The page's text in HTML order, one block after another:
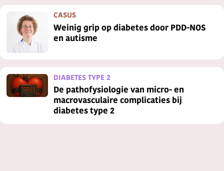
Weinig grip op diabetes door PDD-NOS
en autisme
CASUS
De pathofysiologie van micro- en
macrovasculaire complicaties bij
diabetes type 2
DIABETES TYPE 2